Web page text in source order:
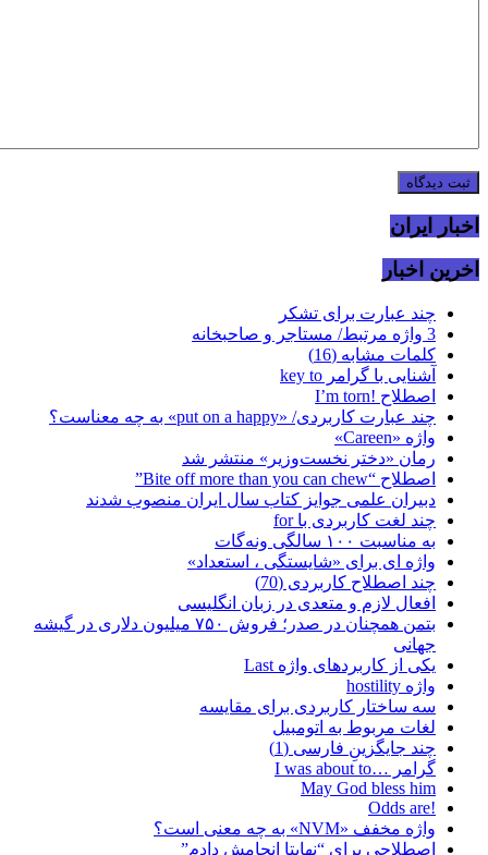
اخبار ایران
اخرین اخبار
چند عبارت برای تشکر
3 واژه مرتبط/ مستاجر و صاحبخانه
کلمات مشابه (16)
آشنایی با گرامر key to
اصطلاح !I’m torn
چند عبارت کاربردی/ «put on a happy» به چه معناست؟
واژه «Careen»
رمان «دختر نخست‌وزیر» منتشر شد
اصطلاح “Bite off more than you can chew”
دبیران علمی جوایز کتاب سال ایران منصوب شدند
چند لغت کاربردی با for
به مناسبت ۱۰۰ سالگی ونه‌گات
واژه ای برای «شایستگی ، استعداد»
چند اصطلاح کاربردی (70)
افعال لازم و متعدی در زبان انگلیسی
بتمن همچنان در صدر؛ فروش ۷۵۰ میلیون دلاری در گیشه
جهانی
یکی از کاربردهای واژه Last
واژه hostility
سه ساختار کاربردی برای مقایسه
لغات مربوط به اتومبیل
چند جایگزینِ فارسی (1)
گرامر …I was about to
May God bless him
!Odds are
واژه مخفف «NVM» به چه معنی است؟
اصطلاحی برای “نهایتا انجامش دادم”